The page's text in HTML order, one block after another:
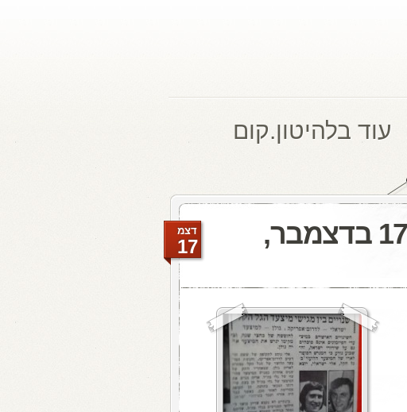
עוד בלהיטון.קום
כותרות האתמול: 17 בדצמבר,
דצמ
17